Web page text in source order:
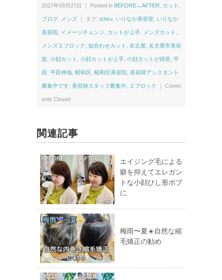
2017年09月27日 ｜ Posted in BEFORE→AFTER カット
ブログ メンズ ｜ タグ: ichiru いりなか美容室 いりなか
美容院 イメージチェンジ カットが上手 メンズカット
メンズ２ブロック 似合わせカット 名古屋 名古屋市美容
室 小顔カット 小顔カットが上手 小顔カットが得意 平
田 平田伸哉 昭和区 昭和区美容院 美容師アシスタント
募集中です 美容師スタッフ募集中 ２ブロック ｜ Comm
ents Closed
関連記事
エイジング毛による
癖を抑えてエレガン
トな小顔ひし形ボブ
に
梅雨〜夏☀️自然な縮
毛矯正の勧め